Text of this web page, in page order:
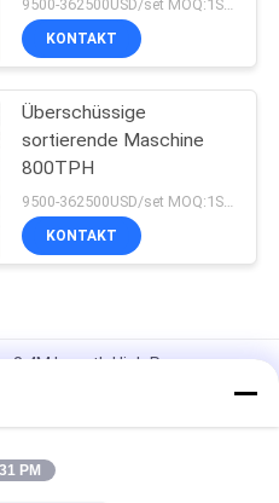
9500-362500USD/set MOQ:1SET
KONTAKT
Überschüssige
sortierende Maschine
800TPH
KONTAKT
8.4M Length High Pressure
20TPH 45% Körnigkeits-
Ball-Mühle
PM